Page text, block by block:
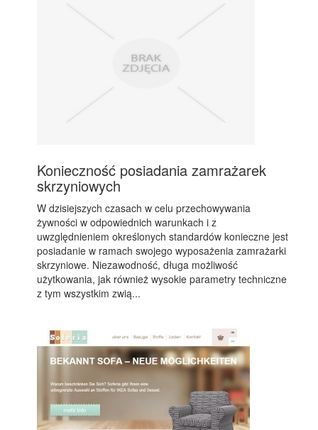
Konieczność posiadania zamrażarek
skrzyniowych
W dzisiejszych czasach w celu przechowywania
żywności w odpowiednich warunkach i z
uwzględnieniem określonych standardów konieczne jest
posiadanie w ramach swojego wyposażenia zamrażarki
skrzyniowe. Niezawodność, długa możliwość
użytkowania, jak również wysokie parametry techniczne
z tym wszystkim zwią...